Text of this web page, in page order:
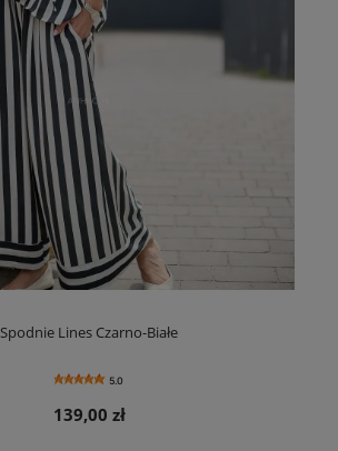
Spodnie Lines Czarno-Białe
5.0
139,00 zł